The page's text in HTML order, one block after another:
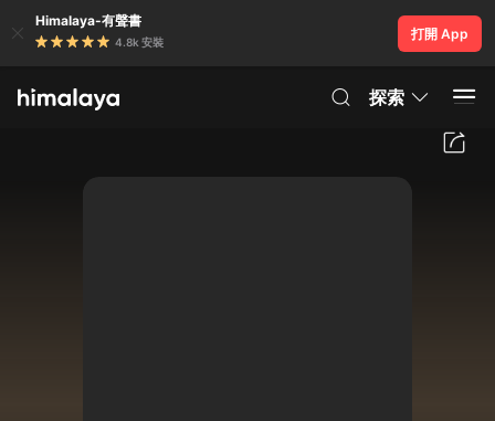
Himalaya-有聲書
4.8k 安裝
打開 App
探索